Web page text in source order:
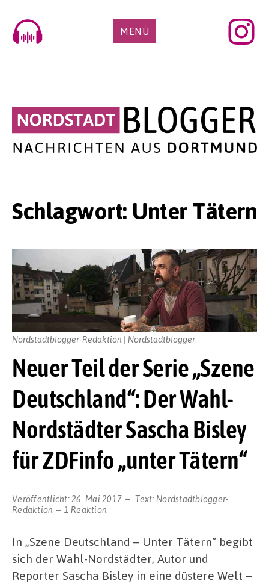
content
MENÜ
Schlagwort: Unter Tätern
Neuer Teil der Serie „Szene
Deutschland“: Der Wahl-
Nordstädter Sascha Bisley
für ZDFinfo „unter Tätern“
Veröffentlicht:26. Mai 2017 Text: Nordstadtblogger-
Redaktion
1 Reaktion
Nordstadtblogger-Redaktion | Nordstadtblogger
In „Szene Deutschland – Unter Tätern“ begibt
sich der Wahl-Nordstädter, Autor und
Reporter Sascha Bisley in eine düstere Welt –